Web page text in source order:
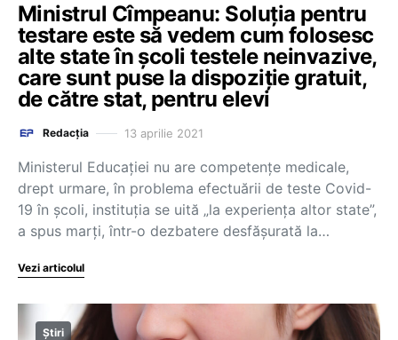
Ministrul Cîmpeanu: Soluția pentru
testare este să vedem cum folosesc
alte state în școli testele neinvazive,
care sunt puse la dispoziție gratuit,
de către stat, pentru elevi
Redacția 13 aprilie 2021
Ministerul Educației nu are competențe medicale,
drept urmare, în problema efectuării de teste Covid-
19 în școli, instituția se uită „la experiența altor state”,
a spus marți, într-o dezbatere desfășurată la…
Vezi articolul
Știri